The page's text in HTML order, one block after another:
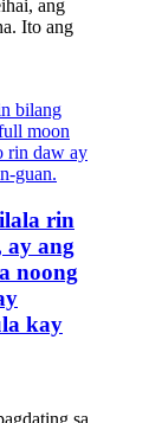
ang
Ito ang
rin
ay ang
noong
kay
sa